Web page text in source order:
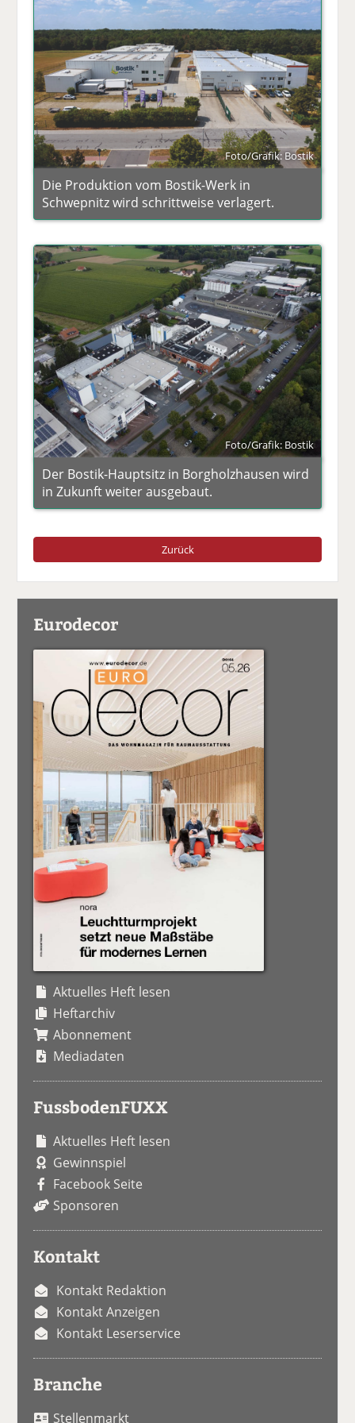
Foto/Grafik: Bostik
Die Produktion vom Bostik-Werk in
Schwepnitz wird schrittweise verlagert.
Foto/Grafik: Bostik
Der Bostik-Hauptsitz in Borgholzhausen wird
in Zukunft weiter ausgebaut.
Zurück
Eurodecor
Aktuelles Heft lesen
Heftarchiv
Abonnement
Mediadaten
FussbodenFUXX
Aktuelles Heft lesen
Gewinnspiel
Facebook Seite
Sponsoren
Kontakt
Kontakt Redaktion
Kontakt Anzeigen
Kontakt Leserservice
Branche
Stellenmarkt